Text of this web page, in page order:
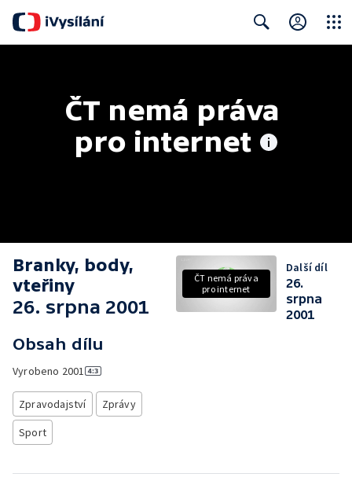
ČT nemá práva
pro internet
Branky, body,
vteřiny
26. srpna 2001
Obsah dílu
Vyrobeno 2001
Zpravodajství
Zprávy
Sport
ČT nemá práva
pro internet
Další díl
26.
srpna
2001